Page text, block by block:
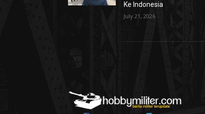
Ke Indonesia
July 21, 2026